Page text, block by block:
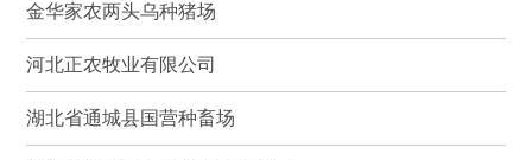
金华家农两头乌种猪场
河北正农牧业有限公司
湖北省通城县国营种畜场